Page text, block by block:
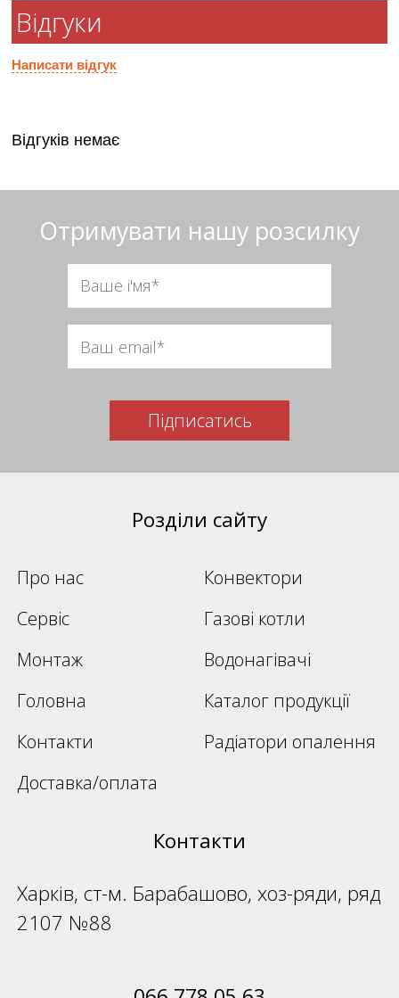
Відгуки
Написати відгук
Відгуків немає
Отримувати нашу розсилку
Підписатись
Розділи сайту
Про нас
Конвектори
Сервіс
Газові котли
Монтаж
Водонагівачі
Головна
Каталог продукції
Контакти
Радіатори опалення
Доставка/оплата
Контакти
Харків, ст-м. Барабашово, хоз-ряди, ряд
2107 №88